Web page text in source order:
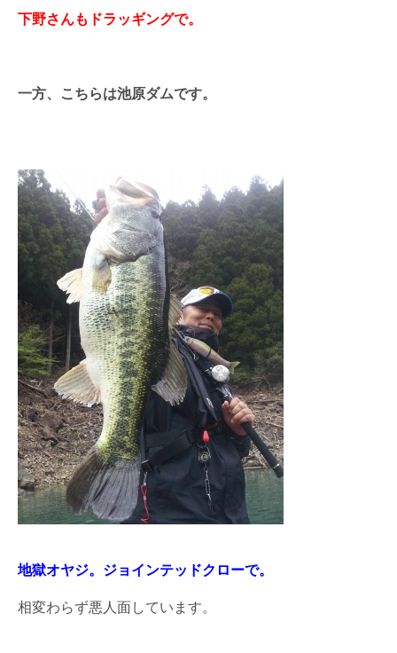
下野さんもドラッギングで。
一方、こちらは池原ダムです。
地獄オヤジ。ジョインテッドクローで。
相変わらず悪人面しています。